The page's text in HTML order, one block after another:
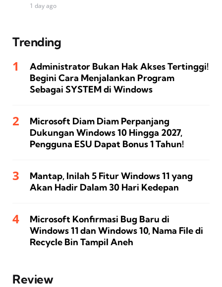
1 day ago
Trending
Administrator Bukan Hak Akses Tertinggi!
Begini Cara Menjalankan Program
Sebagai SYSTEM di Windows
Microsoft Diam Diam Perpanjang
Dukungan Windows 10 Hingga 2027,
Pengguna ESU Dapat Bonus 1 Tahun!
Mantap, Inilah 5 Fitur Windows 11 yang
Akan Hadir Dalam 30 Hari Kedepan
Microsoft Konfirmasi Bug Baru di
Windows 11 dan Windows 10, Nama File di
Recycle Bin Tampil Aneh
Review